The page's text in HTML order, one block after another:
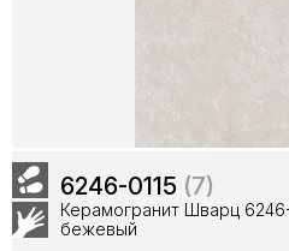
6246-0115 (7)
Керамогранит Шварц
бежевый